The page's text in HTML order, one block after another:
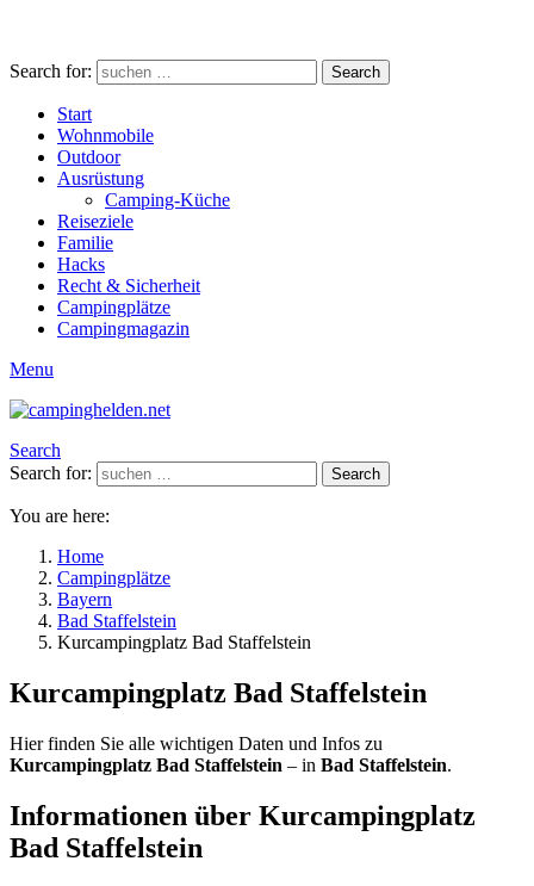
Search for: Search
Start
Wohnmobile
Outdoor
Ausrüstung
Camping-Küche
Reiseziele
Familie
Hacks
Recht & Sicherheit
Campingplätze
Campingmagazin
Menu
Search
Search for:
Search
You are here:
Home
Campingplätze
Bayern
Bad Staffelstein
Kurcampingplatz Bad Staffelstein
Kurcampingplatz Bad Staffelstein
Hier finden Sie alle wichtigen Daten und Infos zu
Kurcampingplatz Bad Staffelstein – in Bad Staffelstein.
Informationen über Kurcampingplatz
Bad Staffelstein